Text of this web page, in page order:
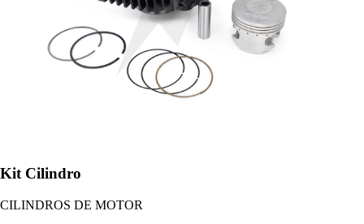
Kit Cilindro
CILINDROS DE MOTOR